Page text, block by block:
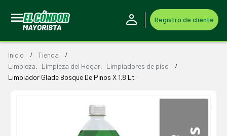
Registro de cliente
Inicio
Tienda
Limpieza, Limpieza del Hogar, Limpiadores de piso
Limpiador Glade Bosque De Pinos X 1.8 Lt